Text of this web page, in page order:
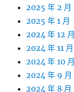
2025 年 2 月
2025 年 1 月
2024 年 12 月
2024 年 11 月
2024 年 10 月
2024 年 9 月
2024 年 8 月